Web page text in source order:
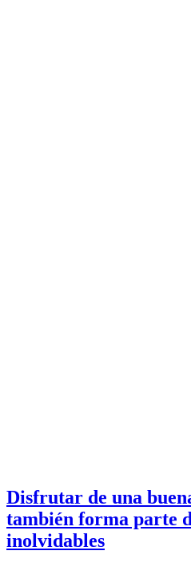
Disfrutar de una
también forma parte
inolvidables